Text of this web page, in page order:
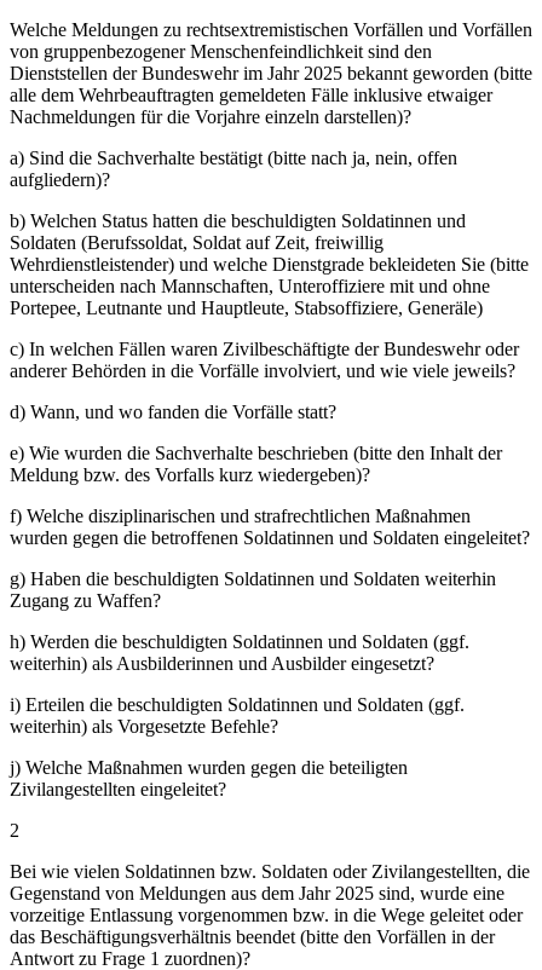
Welche Meldungen zu rechtsextremistischen Vorfällen und Vorfällen
von gruppenbezogener Menschenfeindlichkeit sind den
Dienststellen der Bundeswehr im Jahr 2025 bekannt geworden (bitte
alle dem Wehrbeauftragten gemeldeten Fälle inklusive etwaiger
Nachmeldungen für die Vorjahre einzeln darstellen)?
a) Sind die Sachverhalte bestätigt (bitte nach ja, nein, offen
aufgliedern)?
b) Welchen Status hatten die beschuldigten Soldatinnen und
Soldaten (Berufssoldat, Soldat auf Zeit, freiwillig
Wehrdienstleistender) und welche Dienstgrade bekleideten Sie (bitte
unterscheiden nach Mannschaften, Unteroffiziere mit und ohne
Portepee, Leutnante und Hauptleute, Stabsoffiziere, Generäle)
c) In welchen Fällen waren Zivilbeschäftigte der Bundeswehr oder
anderer Behörden in die Vorfälle involviert, und wie viele jeweils?
d) Wann, und wo fanden die Vorfälle statt?
e) Wie wurden die Sachverhalte beschrieben (bitte den Inhalt der
Meldung bzw. des Vorfalls kurz wiedergeben)?
f) Welche disziplinarischen und strafrechtlichen Maßnahmen
wurden gegen die betroffenen Soldatinnen und Soldaten eingeleitet?
g) Haben die beschuldigten Soldatinnen und Soldaten weiterhin
Zugang zu Waffen?
h) Werden die beschuldigten Soldatinnen und Soldaten (ggf.
weiterhin) als Ausbilderinnen und Ausbilder eingesetzt?
i) Erteilen die beschuldigten Soldatinnen und Soldaten (ggf.
weiterhin) als Vorgesetzte Befehle?
j) Welche Maßnahmen wurden gegen die beteiligten
Zivilangestellten eingeleitet?
2
Bei wie vielen Soldatinnen bzw. Soldaten oder Zivilangestellten, die
Gegenstand von Meldungen aus dem Jahr 2025 sind, wurde eine
vorzeitige Entlassung vorgenommen bzw. in die Wege geleitet oder
das Beschäftigungsverhältnis beendet (bitte den Vorfällen in der
Antwort zu Frage 1 zuordnen)?